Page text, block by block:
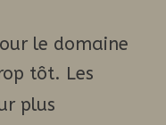
le domaine
tôt. Les
plus